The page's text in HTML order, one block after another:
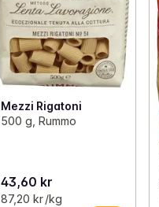
Mezzi Rigatoni
500 g, Rummo
43,60 kr
87,20 kr /kg